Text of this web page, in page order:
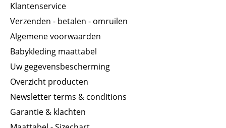
Klantenservice
Verzenden - betalen - omruilen
Algemene voorwaarden
Babykleding maattabel
Uw gegevensbescherming
Overzicht producten
Newsletter terms & conditions
Garantie & klachten